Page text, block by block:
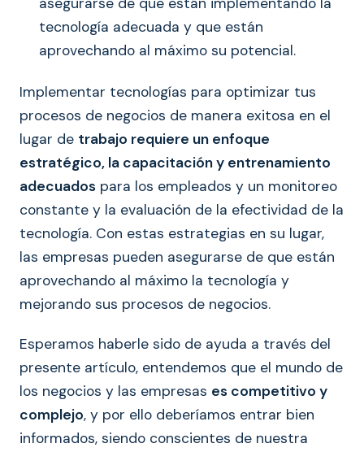
tecnología adecuada y que están
aprovechando al máximo su potencial.
Implementar tecnologías para optimizar tus
procesos de negocios de manera exitosa en el
lugar de trabajo requiere un enfoque
estratégico, la capacitación y entrenamiento
adecuados para los empleados y un monitoreo
constante y la evaluación de la efectividad de la
tecnología. Con estas estrategias en su lugar,
las empresas pueden asegurarse de que están
aprovechando al máximo la tecnología y
mejorando sus procesos de negocios.
Esperamos haberle sido de ayuda a través del
presente artículo, entendemos que el mundo de
los negocios y las empresas es competitivo y
complejo, y por ello deberíamos entrar bien
informados, siendo conscientes de nuestra